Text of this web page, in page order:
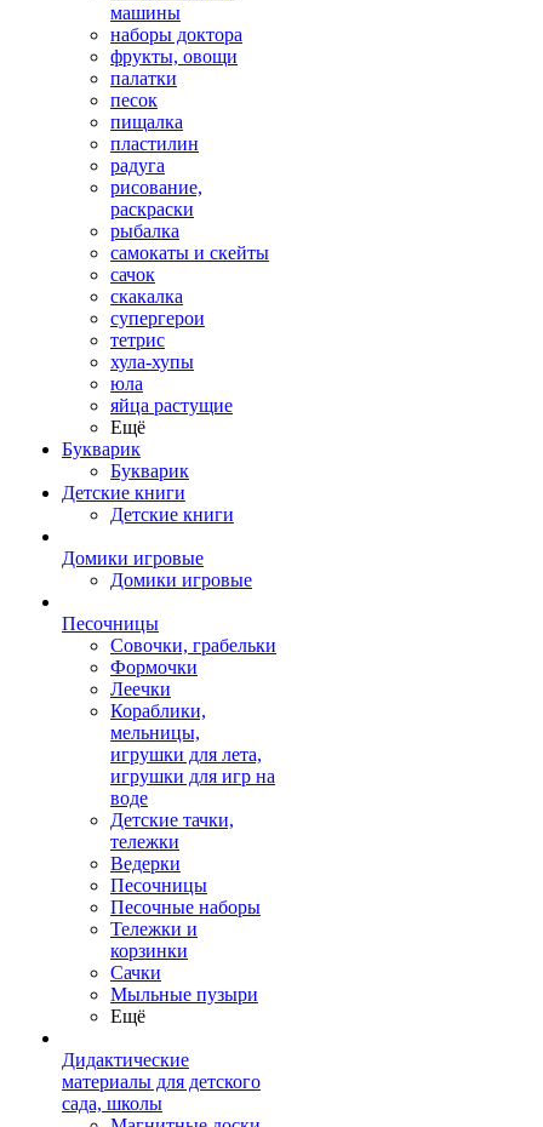
машины
наборы доктора
фрукты, овощи
палатки
песок
пищалка
пластилин
радуга
рисование,
раскраски
рыбалка
самокаты и скейты
сачок
скакалка
супергерои
тетрис
хула-хупы
юла
яйца растущие
Ещё
Букварик
Букварик
Детские книги
Детские книги
Домики игровые
Домики игровые
Песочницы
Совочки, грабельки
Формочки
Леечки
Кораблики,
мельницы,
игрушки для лета,
игрушки для игр на
воде
Детские тачки,
тележки
Ведерки
Песочницы
Песочные наборы
Тележки и
корзинки
Сачки
Мыльные пузыри
Ещё
Дидактические
материалы для детского
сада, школы